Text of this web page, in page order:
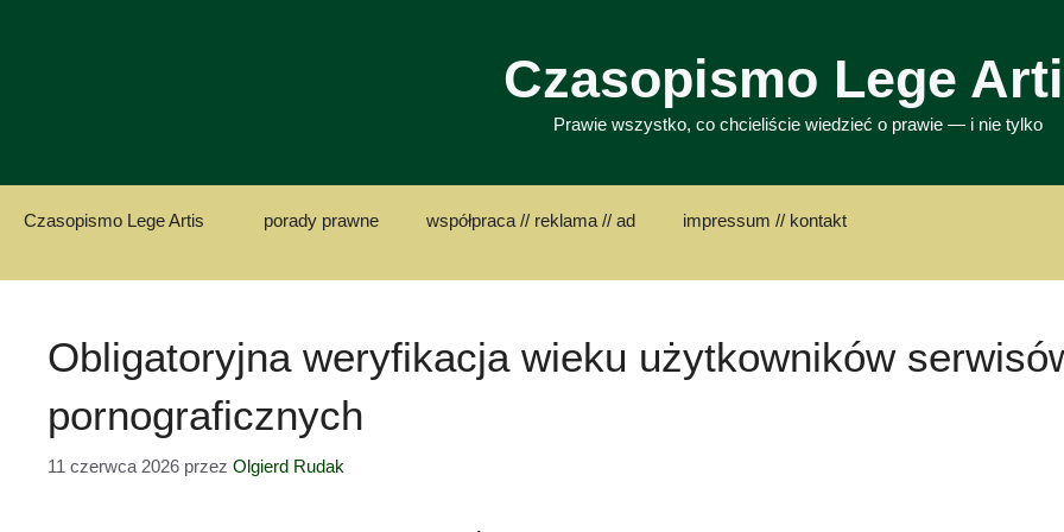
Czasopismo Lege
Prawie wszystko, co chcieliście wiedzieć o prawie — i nie tylko
Czasopismo Lege Artis porady prawne współpraca // reklama // ad impressum // kontakt
Obligatoryjna weryfikacja wieku użytkowników
pornograficznych
11 czerwca 2026 przez Olgierd Rudak